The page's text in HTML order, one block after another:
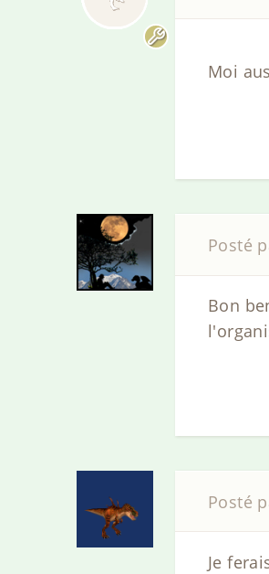
Moi
Posté
Bon
Posté
Je